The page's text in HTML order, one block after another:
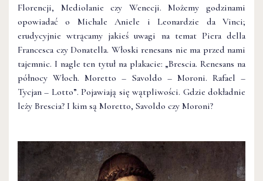
Florencji, Mediolanie czy Wenecji. Możemy godzinami
opowiadać o Michale Aniele i Leonardzie da Vinci;
erudycyjnie wtrącamy jakieś uwagi na temat Piera della
Francesca czy Donatella. Włoski renesans nie ma przed nami
tajemnic. I nagle ten tytuł na plakacie: „Brescia. Renesans na
północy Włoch. Moretto – Savoldo – Moroni. Rafael –
Tycjan – Lotto”. Pojawiają się wątpliwości. Gdzie dokładnie
leży Brescia? I kim są Moretto, Savoldo czy Moroni?